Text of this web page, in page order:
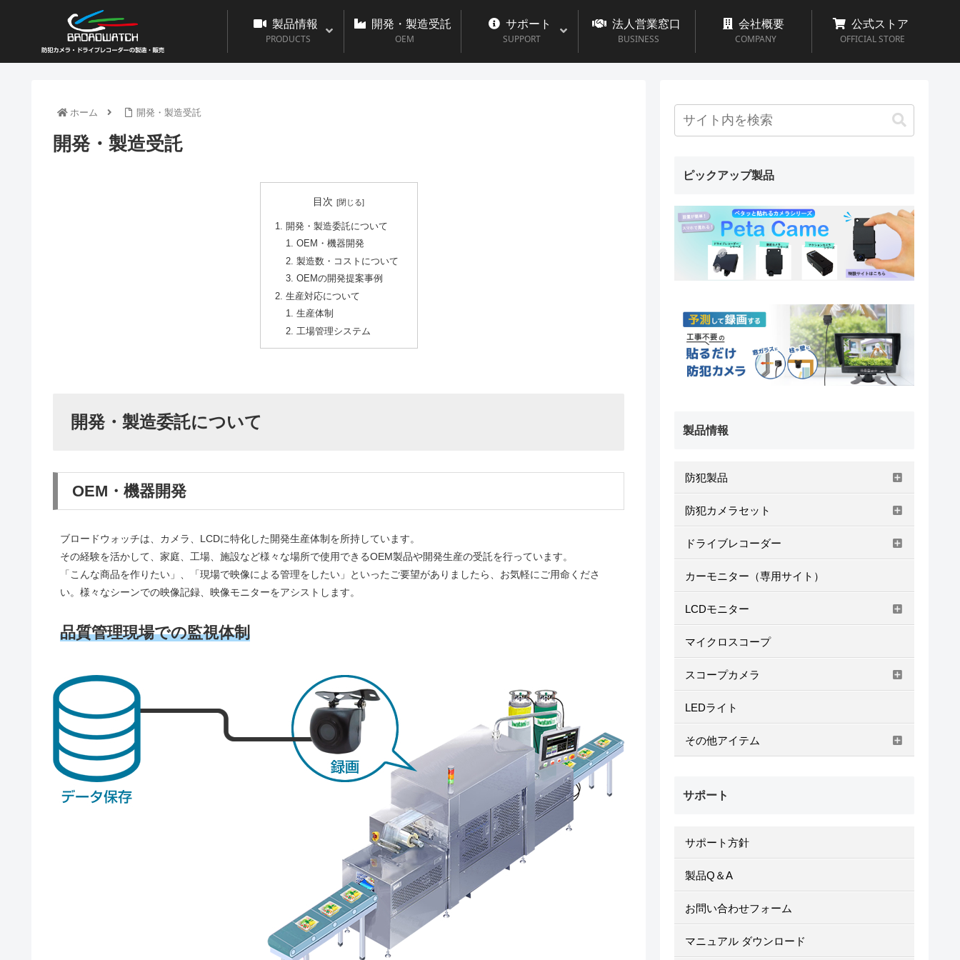
製品情報
PRODUCTS
開発・製造受託
OEM
サポート
SUPPORT
法人営業窓口
BUSINESS
会社概要
COMPANY
公式ストア
OFFICIAL STORE
ホーム 開発・製造受託
開発・製造受託
目次
開発・製造委託について
OEM・機器開発
製造数・コストについて
OEMの開発提案事例
生産対応について
生産体制
工場管理システム
開発・製造委託について
OEM・機器開発
ブロードウォッチは、カメラ、LCDに特化した開発生産体制を所持しています。
その経験を活かして、家庭、工場、施設など様々な場所で使用できるOEM製品や開発生産の受託を行っています。
「こんな商品を作りたい」、「現場で映像による管理をしたい」といったご要望がありましたら、お気軽にご用命くださ
い。様々なシーンでの映像記録、映像モニターをアシストします。
品質管理現場での監視体制
ピックアップ製品
製品情報
防犯製品
防犯カメラセット
ドライブレコーダー
カーモニター（専用サイト）
LCDモニター
マイクロスコープ
スコープカメラ
LEDライト
その他アイテム
サポート
サポート方針
製品Q＆A
お問い合わせフォーム
マニュアル ダウンロード